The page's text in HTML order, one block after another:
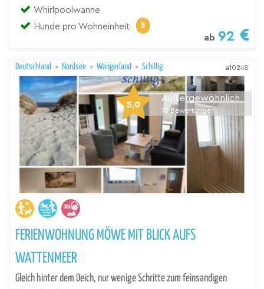
Whirlpoolwanne
Hunde pro Wohneinheit
5
ab 92
Deutschland > Nordsee > Wangerland > Schillig a10248
5,0
Außergewöhnlich
10 Bewertungen
FERIENWOHNUNG MÖWE MIT BLICK AUFS
WATTENMEER
Gleich hinter dem Deich, nur wenige Schritte zum feinsandigen